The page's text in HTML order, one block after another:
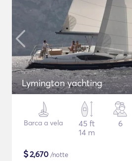
Lymington yachting
Barca a vela
45 ft
14 m
6
$2,670 /notte